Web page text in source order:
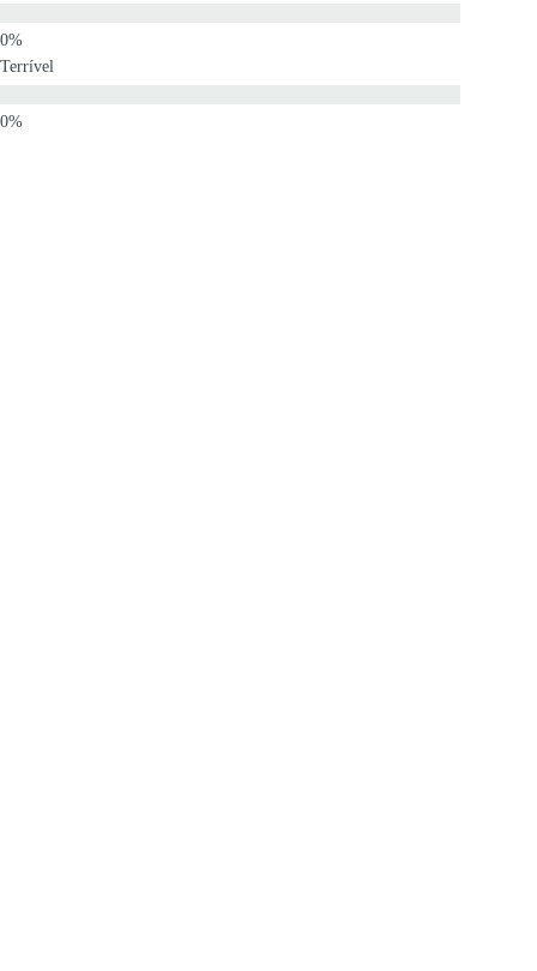
Terrível